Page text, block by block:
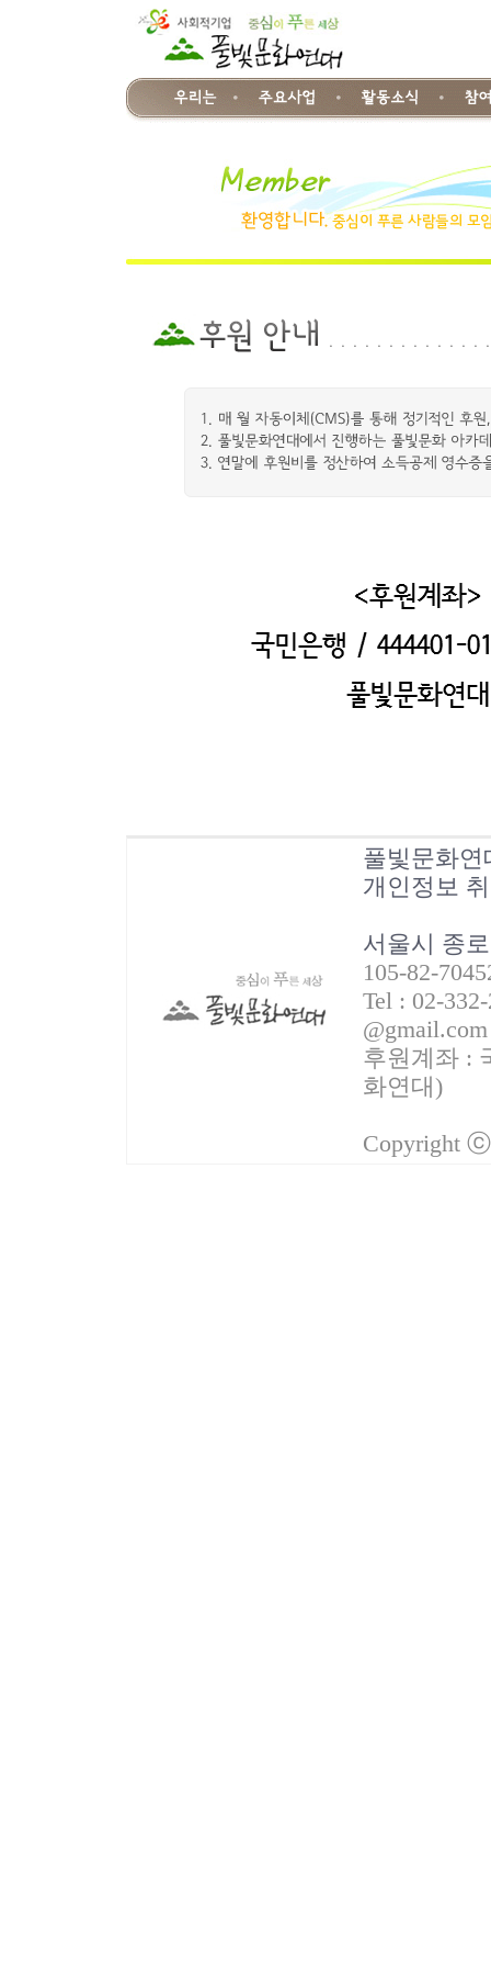
풀빛문화연
개인정보
서울시 종
105-82-
Tel : 02-
@gmail.com
후원계좌 :
화연대)
Copyright